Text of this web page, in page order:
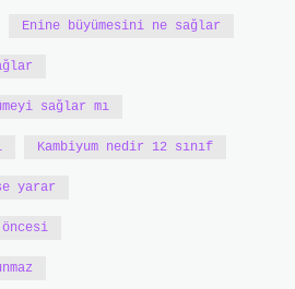
Enine büyümesini ne sağlar
sağlar mı
Kambiyum nedir 12 sınıf
yarar